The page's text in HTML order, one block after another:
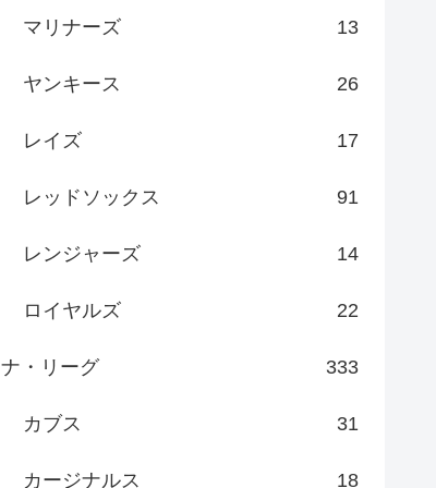
マリナーズ 13
ヤンキース 26
レイズ 17
レッドソックス 91
レンジャーズ 14
ロイヤルズ 22
ナ・リーグ 333
カブス 31
カージナルス 18